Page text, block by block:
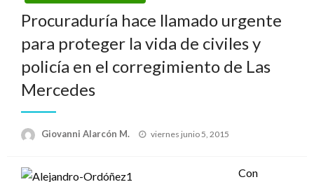
Procuraduría hace llamado urgente
para proteger la vida de civiles y
policía en el corregimiento de Las
Mercedes
Giovanni Alarcón M.
Publicado
viernes junio 5, 2015
Con